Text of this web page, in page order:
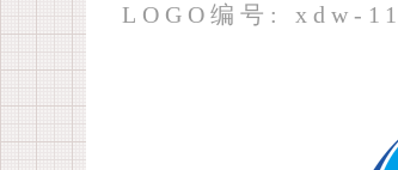
LOGO编号: xdw-